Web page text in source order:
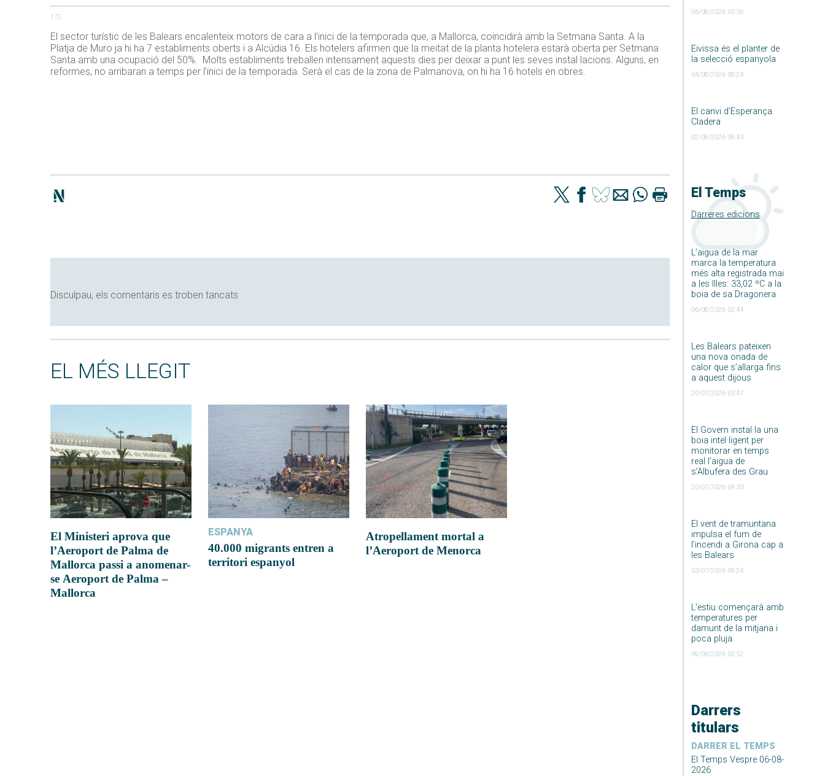
06/08/2026 05:36
Eivissa és el planter de
la selecció espanyola
04/08/2026 08:24
El canvi d’Esperança
Cladera
02/08/2026 08:43
El Temps
Darreres edicions
L’aigua de la mar
marca la temperatura
més alta registrada mai
a les Illes: 33,02 ºC a la
boia de sa Dragonera
06/08/2026 02:44
Les Balears pateixen
una nova onada de
calor que s’allarga fins
a aquest dijous
20/07/2026 03:47
El Govern instal·la una
boia intel·ligent per
monitorar en temps
real l’aigua de
s’Albufera des Grau
20/07/2026 09:33
El vent de tramuntana
impulsa el fum de
l’incendi a Girona cap a
les Balears
03/07/2026 09:24
L’estiu començarà amb
temperatures per
damunt de la mitjana i
poca pluja
09/06/2026 02:52
Darrers
titulars
DARRER EL TEMPS
El Temps Vespre 06-08-
2026
172
El sector turístic de les Balears encalenteix motors de cara a l’inici de la temporada que, a Mallorca, coincidirà amb la Setmana Santa. A la
Platja de Muro ja hi ha 7 establiments oberts i a Alcúdia 16. Els hotelers afirmen que la meitat de la planta hotelera estarà oberta per Setmana
Santa amb una ocupació del 50%. Molts establiments treballen intensament aquests dies per deixar a punt les seves instal·lacions. Alguns, en
reformes, no arribaran a temps per l’inici de la temporada. Serà el cas de la zona de Palmanova, on hi ha 16 hotels en obres.
Disculpau, els comentaris es troben tancats
EL MÉS LLEGIT
El Ministeri aprova que
l’Aeroport de Palma de
Mallorca passi a anomenar-
se Aeroport de Palma –
Mallorca
ESPANYA
40.000 migrants entren a
territori espanyol
Atropellament mortal a
l’Aeroport de Menorca